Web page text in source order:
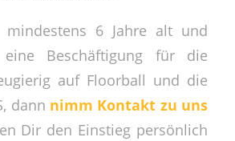
6 Jahre alt und
Beschäftigung für die
auf Floorball und die
dann nimm Kontakt zu uns
Dir den Einstieg persönlich